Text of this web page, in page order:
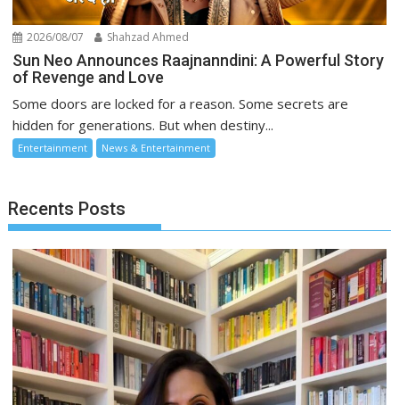
2026/08/07 Shahzad Ahmed
Sun Neo Announces Raajnanndini: A Powerful Story
of Revenge and Love
Some doors are locked for a reason. Some secrets are
hidden for generations. But when destiny...
Entertainment News & Entertainment
Recents Posts